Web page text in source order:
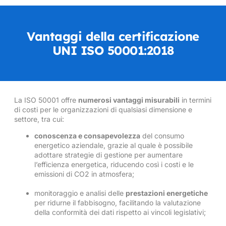
Vantaggi della certificazione
UNI ISO 50001:2018
La ISO 50001 offre numerosi vantaggi misurabili in termini
di costi per le organizzazioni di qualsiasi dimensione e
settore, tra cui:
conoscenza e consapevolezza del consumo
energetico aziendale, grazie al quale è possibile
adottare strategie di gestione per aumentare
l’efficienza energetica, riducendo così i costi e le
emissioni di CO2 in atmosfera;
monitoraggio e analisi delle prestazioni energetiche
per ridurne il fabbisogno, facilitando la valutazione
della conformità dei dati rispetto ai vincoli legislativi;